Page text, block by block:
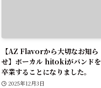
【AZ Flavorから大切なお知ら
せ】ボーカル hitokiがバンドを
卒業することになりました。
2025年12月3日